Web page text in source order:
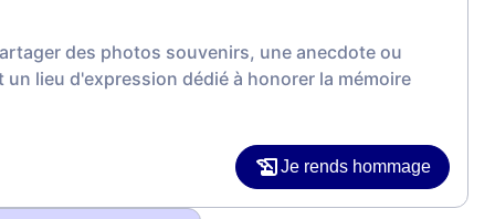
des photos souvenirs, une anecdote ou
lieu d'expression dédié à honorer la mémoire
Je rends hommage